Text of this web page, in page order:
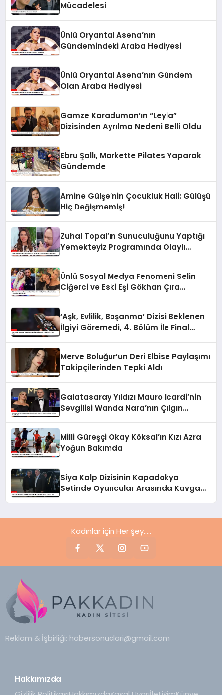
Mücadelesi
Ünlü Oryantal Asena’nın
Gündemindeki Araba Hediyesi
Ünlü Oryantal Asena’nın Gündem
Olan Araba Hediyesi
Gamze Karaduman’ın “Leyla”
Dizisinden Ayrılma Nedeni Belli Oldu
Ebru Şallı, Markette Pilates Yaparak
Gündemde
Amine Gülşe’nin Çocukluk Hali: Gülüşü
Hiç Değişmemiş!
Zuhal Topal’ın Sunuculuğunu Yaptığı
Yemekteyiz Programında Olaylı
Ünlü Sosyal Medya Fenomeni Selin
Ciğerci ve Eski Eşi Gökhan Çıra
‘Aşk, Evlilik, Boşanma’ Dizisi Beklenen
İlgiyi Göremedi, 4. Bölüm İle Final
Merve Boluğur’un Deri Elbise Paylaşımı
Takipçilerinden Tepki Aldı
Galatasaray Yıldızı Mauro Icardi’nin
Sevgilisi Wanda Nara’nın Çılgın
Milli Güreşçi Okay Köksal’ın Kızı Azra
Yoğun Bakımda
Siya Kalp Dizisinin Kapadokya
Setinde Oyuncular Arasında Kavga
Kadınlar için Her şey.....
Reklam & İşbirliği: habersonuclari@gmail.com
Hakkımızda